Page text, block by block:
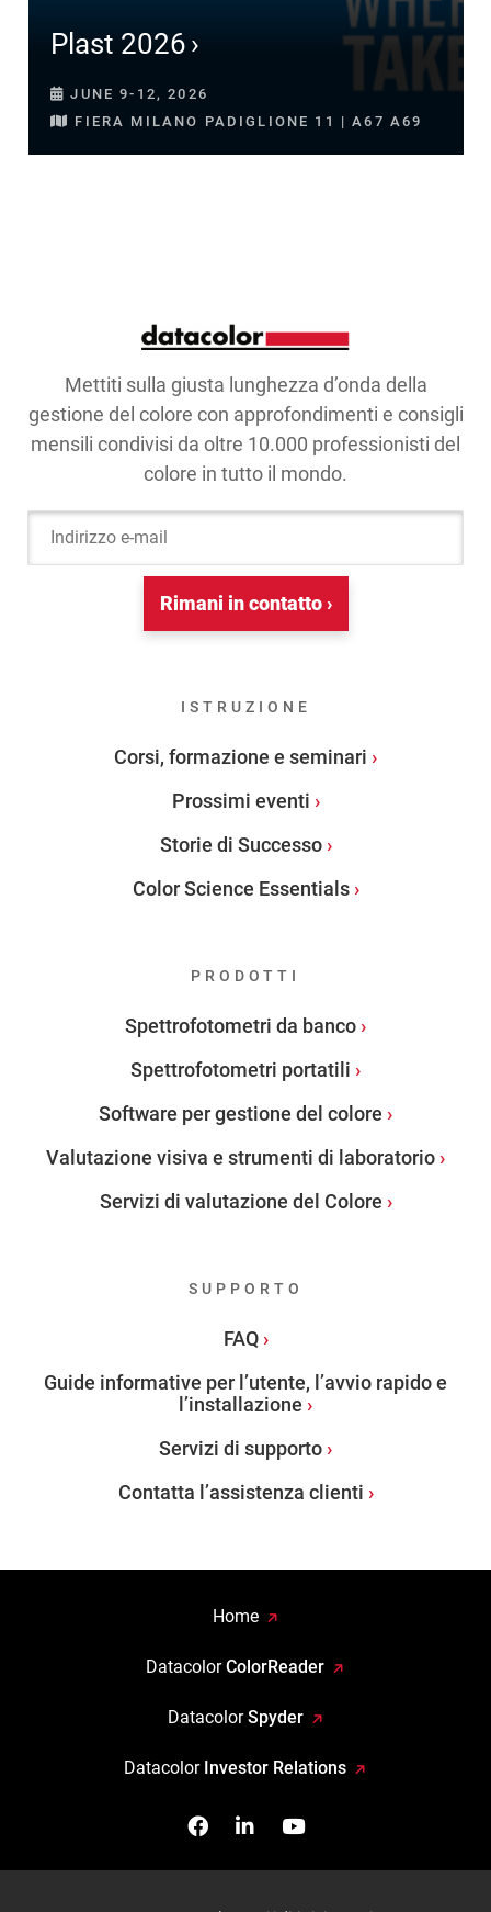
Plast 2026
JUNE 9-12, 2026
FIERA MILANO PADIGLIONE 11 | A67 A69
Mettiti sulla giusta lunghezza d’onda della
gestione del colore con approfondimenti e consigli
mensili condivisi da oltre 10.000 professionisti del
colore in tutto il mondo.
Indirizzo e-mail
Rimani in contatto ›
ISTRUZIONE
Corsi, formazione e seminari
Prossimi eventi
Storie di Successo
Color Science Essentials
PRODOTTI
Spettrofotometri da banco
Spettrofotometri portatili
Software per gestione del colore
Valutazione visiva e strumenti di laboratorio
Servizi di valutazione del Colore
SUPPORTO
FAQ
Guide informative per l’utente, l’avvio rapido e
l’installazione
Servizi di supporto
Contatta l’assistenza clienti
Home
DatacolorColorReader
DatacolorSpyder
Datacolor Investor Relations
FacebookSeguici su Linkedin
Guardaci su